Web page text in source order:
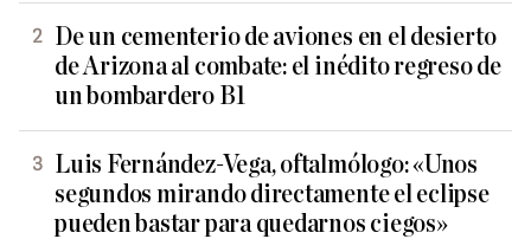
De un cementerio de aviones en el desierto
de Arizona al combate: el inédito regreso de
un bombardero B1
Luis Fernández-Vega, oftalmólogo: «Unos
segundos mirando directamente el eclipse
pueden bastar para quedarnos ciegos»